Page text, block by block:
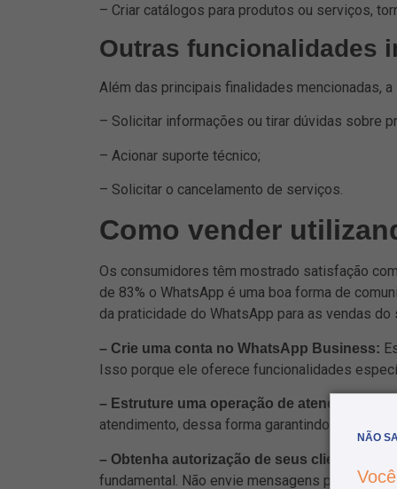
NÃO
– Criar catálogos para produtos ou serviços,
Outras funcionalidades
Além das principais finalidades mencionadas,
– Solicitar informações ou tirar dúvidas sobre
– Acionar suporte técnico;
– Solicitar o cancelamento de serviços.
Como vender
Os consumidores têm mostrado satisfação
de 83% o WhatsApp é uma boa forma de
da praticidade do WhatsApp para as vendas
– Crie uma conta no WhatsApp Business:
Isso porque ele oferece funcionalidades
– Estruture uma operação de atendimento:
atendimento, dessa forma garantindo uma
– Obtenha autorização de seus clientes
fundamental. Não envie mensagens para